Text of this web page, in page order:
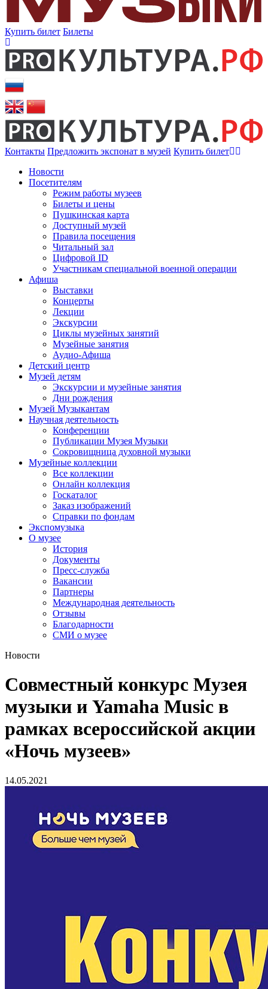
Купить билет Билеты
Контакты Предложить экспонат в музей Купить билет
Новости
Посетителям
Режим работы музеев
Билеты и цены
Пушкинская карта
Доступный музей
Правила посещения
Читальный зал
Цифровой ID
Участникам специальной военной операции
Афиша
Выставки
Концерты
Лекции
Экскурсии
Циклы музейных занятий
Музейные занятия
Аудио-Афиша
Детский центр
Музей детям
Экскурсии и музейные занятия
Дни рождения
Музей Музыкантам
Научная деятельность
Конференции
Публикации Музея Музыки
Сокровищница духовной музыки
Музейные коллекции
Все коллекции
Онлайн коллекция
Госкаталог
Заказ изображений
Справки по фондам
Экспомузыка
О музее
История
Документы
Пресс-служба
Вакансии
Партнеры
Международная деятельность
Отзывы
Благодарности
СМИ о музее
Новости
Совместный конкурс Музея
музыки и Yamaha Music в
рамках всероссийской акции
«Ночь музеев»
14.05.2021